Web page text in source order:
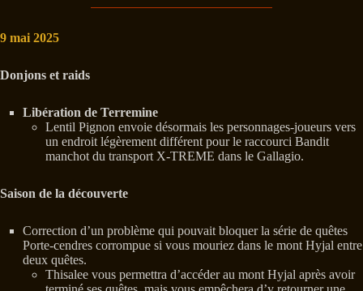
9 mai 2025
Donjons et raids
Libération de Terremine
Lentil Pignon envoie désormais les personnages-joueurs vers
un endroit légèrement différent pour le raccourci Bandit
manchot du transport X-TREME dans le Gallagio.
Saison de la découverte
Correction d’un problème qui pouvait bloquer la série de quêtes
Porte-cendres corrompue si vous mouriez dans le mont Hyjal entre
deux quêtes.
Thisalee vous permettra d’accéder au mont Hyjal après avoir